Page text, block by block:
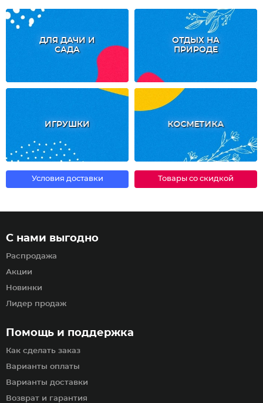
ДЛЯ ДАЧИ И
САДА
ОТДЫХ НА
ПРИРОДЕ
ИГРУШКИ КОСМЕТИКА
Условия доставки Товары со скидкой
Помощь и поддержка
Как сделать заказ
Варианты оплаты
Варианты доставки
Возврат и гарантия
С нами выгодно
Распродажа
Акции
Новинки
Лидер продаж